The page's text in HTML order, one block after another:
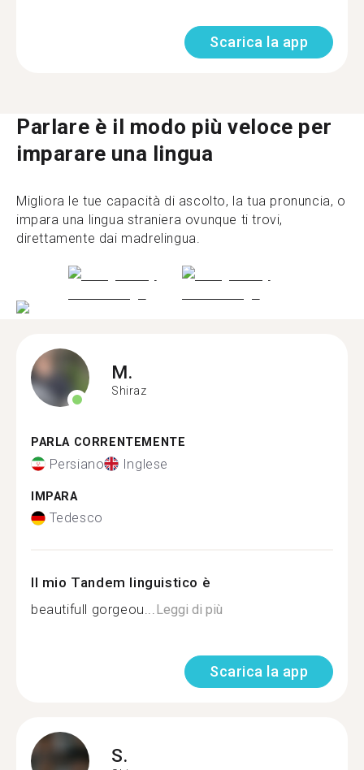
Scarica la app
Parlare è il modo più veloce per
imparare una lingua
Migliora le tue capacità di ascolto, la tua pronuncia, o
impara una lingua straniera ovunque ti trovi,
direttamente dai madrelingua.
M.
Shiraz
PARLA CORRENTEMENTE
Persiano Inglese
IMPARA
Tedesco
Il mio Tandem linguistico è
beautifull gorgeou...Leggi di più
Scarica la app
S.